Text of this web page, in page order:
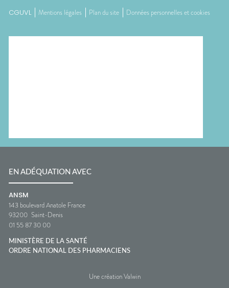
CGUVL Mentions légales Plan du site Données personnelles et cookies
EN ADÉQUATION AVEC
ANSM
143 boulevard Anatole France
93200 Saint-Denis
01 55 87 30 00
MINISTÈRE DE LA SANTÉ
ORDRE NATIONAL DES PHARMACIENS
Une création Valwin